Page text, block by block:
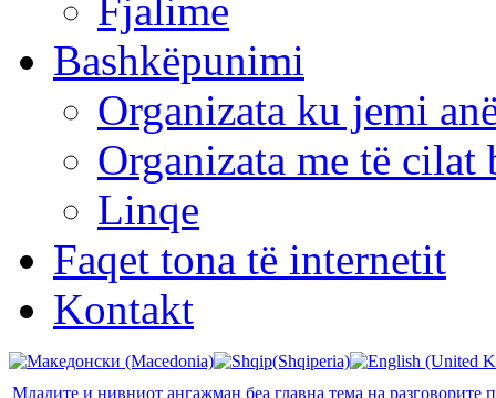
Fjalime
Bashkëpunimi
Organizata ku jemi
Organizata me të cilat
Linqe
Faqet tona të internetit
Kontakt
Младите и нивниот ангажман беа главна тема на